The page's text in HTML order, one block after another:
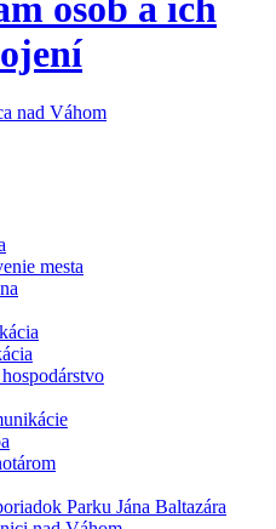
mesta
Parku Jána Baltazára